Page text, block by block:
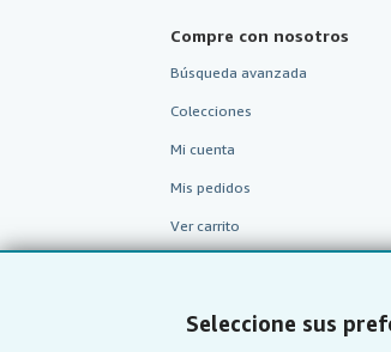
Seleccione sus
Compre con nosotros
Búsqueda avanzada
Colecciones
Mi cuenta
Mis pedidos
Ver carrito